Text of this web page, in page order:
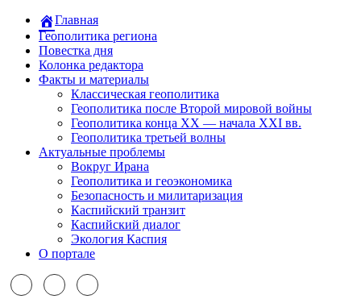
Главная
Геополитика региона
Повестка дня
Колонка редактора
Факты и материалы
Классическая геополитика
Геополитика после Второй мировой войны
Геополитика конца XX — начала XXI вв.
Геополитика третьей волны
Актуальные проблемы
Вокруг Ирана
Геополитика и геоэкономика
Безопасность и милитаризация
Каспийский транзит
Каспийский диалог
Экология Каспия
О портале